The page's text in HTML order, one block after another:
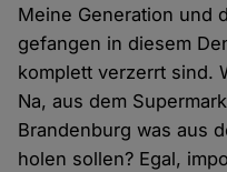
Meine Generation und
gefangen in diesem
komplett verzerrt sind.
Na, aus dem
Brandenburg was aus
holen sollen? Egal,